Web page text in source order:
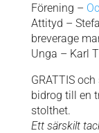
Förening –
Attityd –
breverage
Unga – Karl
GRATTIS
bidrog till en
stolthet.
Ett särskilt